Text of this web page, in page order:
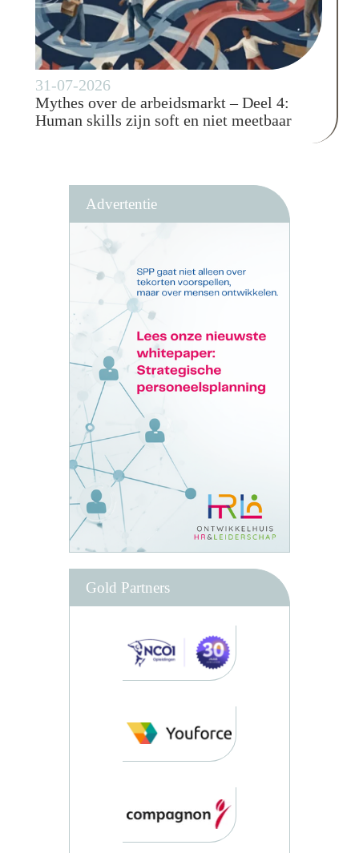
31-07-2026
Mythes over de arbeidsmarkt – Deel 4:
Human skills zijn soft en niet meetbaar
Advertentie
Gold Partners